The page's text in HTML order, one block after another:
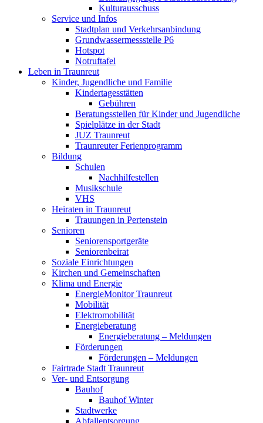
Kulturausschuss
Service und Infos
Stadtplan und Verkehrsanbindung
Grundwassermessstelle P6
Hotspot
Notruftafel
Leben in Traunreut
Kinder, Jugendliche und Familie
Kindertagesstätten
Gebühren
Beratungsstellen für Kinder und Jugendliche
Spielplätze in der Stadt
JUZ Traunreut
Traunreuter Ferienprogramm
Bildung
Schulen
Nachhilfestellen
Musikschule
VHS
Heiraten in Traunreut
Trauungen in Pertenstein
Senioren
Seniorensportgeräte
Seniorenbeirat
Soziale Einrichtungen
Kirchen und Gemeinschaften
Klima und Energie
EnergieMonitor Traunreut
Mobilität
Elektromobilität
Energieberatung
Energieberatung – Meldungen
Förderungen
Förderungen – Meldungen
Fairtrade Stadt Traunreut
Ver- und Entsorgung
Bauhof
Bauhof Winter
Stadtwerke
Abfallentsorgung